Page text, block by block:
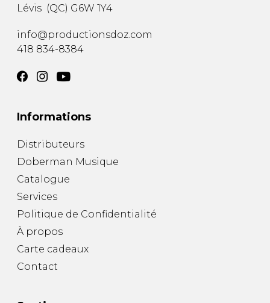
Lévis (QC) G6W 1Y4
info@productionsdoz.com
418 834-8384
Informations
Distributeurs
Doberman Musique
Catalogue
Services
Politique de Confidentialité
À propos
Carte cadeaux
Contact